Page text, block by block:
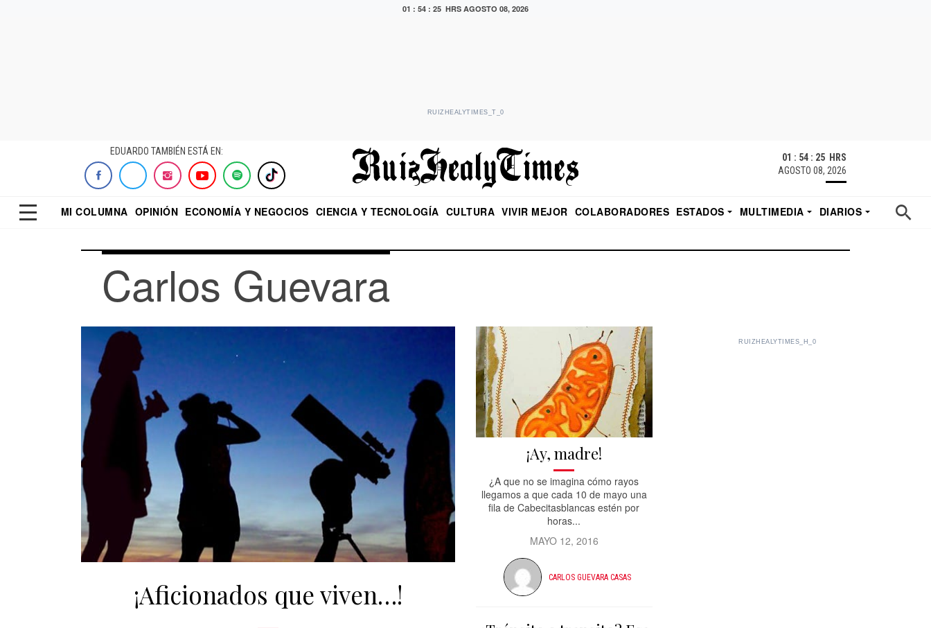
01 : 54 : 26 HRS AGOSTO 08, 2026
RUIZHEALYTIMES_T_0
EDUARDO TAMBIÉN ESTÁ EN:
01 : 54 : 26 HRS
AGOSTO 08, 2026
MI COLUMNA OPINIÓN ECONOMÍA Y NEGOCIOS CIENCIA Y TECNOLOGÍA CULTURA VIVIR MEJOR COLABORADORES ESTADOS MULTIMEDIA
DIARIOS
Carlos Guevara
¡Aficionados que viven…!
¡Ay, madre!
¿A que no se imagina cómo rayos
llegamos a que cada 10 de mayo una
fila de Cabecitasblancas estén por
horas...
MAYO 12, 2016
CARLOS GUEVARA CASAS
RUIZHEALYTIMES_H_0